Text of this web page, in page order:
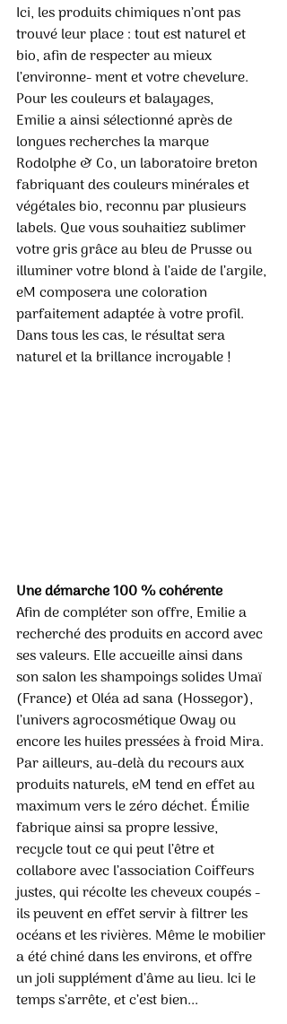
Ici, les produits chimiques n’ont pas
trouvé leur place : tout est naturel et
bio, afin de respecter au mieux
l’environne- ment et votre chevelure.
Pour les couleurs et balayages,
Emilie a ainsi sélectionné après de
longues recherches la marque
Rodolphe & Co, un laboratoire breton
fabriquant des couleurs minérales et
végétales bio, reconnu par plusieurs
labels. Que vous souhaitiez sublimer
votre gris grâce au bleu de Prusse ou
illuminer votre blond à l’aide de l’argile,
eM composera une coloration
parfaitement adaptée à votre profil.
Dans tous les cas, le résultat sera
naturel et la brillance incroyable !
Une démarche 100 % cohérente
Afin de compléter son offre, Emilie a
recherché des produits en accord avec
ses valeurs. Elle accueille ainsi dans
son salon les shampoings solides Umaï
(France) et Oléa ad sana (Hossegor),
l’univers agrocosmétique Oway ou
encore les huiles pressées à froid Mira.
Par ailleurs, au-delà du recours aux
produits naturels, eM tend en effet au
maximum vers le zéro déchet. Émilie
fabrique ainsi sa propre lessive,
recycle tout ce qui peut l’être et
collabore avec l’association Coiffeurs
justes, qui récolte les cheveux coupés -
ils peuvent en effet servir à filtrer les
océans et les rivières. Même le mobilier
a été chiné dans les environs, et offre
un joli supplément d’âme au lieu. Ici le
temps s’arrête, et c’est bien...